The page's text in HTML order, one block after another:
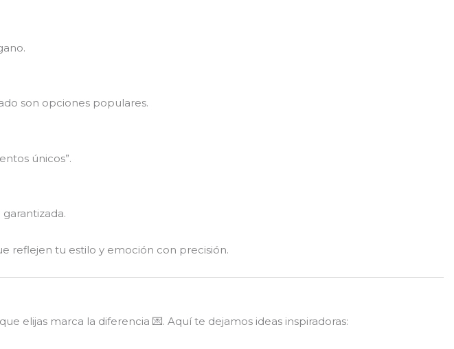
son opciones populares.
únicos”.
reflejen tu estilo y emoción con precisión.
elijas marca la diferencia 💌. Aquí te dejamos ideas inspiradoras: